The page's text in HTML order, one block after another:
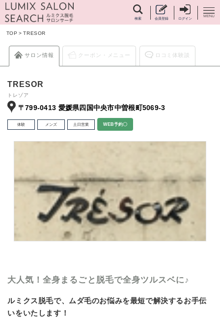
検索 会員登録 ログイン
TOP >TRESOR
サロン情報 クーポン・メニュー ロコミ体験談
TRESOR
トレゾア
〒799-0413 愛媛県四国中央市中曽根町5069-3
体験 メンズ 土日営業 WEB予約〇
大人気！全身まるごと脱毛で全身ツルスベに♪
ルミクス脱毛で、ムダ毛のお悩みを最短で解決するお手伝
いをいたします！